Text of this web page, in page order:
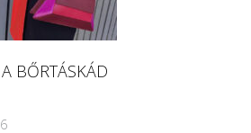
BŐRTÁSKÁD